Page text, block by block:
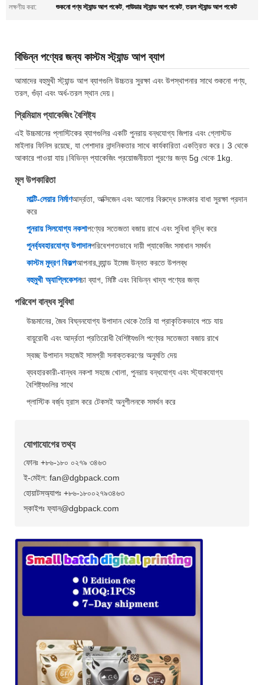
লক্ষণীয় করা:
শুকনো পণ্য স্ট্যান্ড আপ পকেট, পাউডার স্ট্যান্ড আপ পকেট,তরল স্ট্যান্ড আপ পকেট
বিভিন্ন পণ্যের জন্য কাস্টম স্ট্যান্ড আপ ব্যাগ
আমাদের বহুমুখী স্ট্যান্ড আপ ব্যাগগুলি উচ্চতর সুরক্ষা এবং উপস্থাপনার সাথে শুকনো পণ্য,
তরল, গুঁড়া এবং অর্ধ-তরল স্থান দেয়।
প্রিমিয়াম প্যাকেজিং বৈশিষ্ট্য
এই উচ্চমানের প্লাস্টিকের ব্যাগগুলির একটি পুনরায় বন্ধযোগ্য জিপার এবং গ্লোস্টড
মাইলার ফিনিস রয়েছে, যা পেশাদার নান্দনিকতার সাথে কার্যকারিতা একত্রিত করে। 3 থেকে
আকারে পাওয়া যায়।বিভিন্ন প্যাকেজিং প্রয়োজনীয়তা পূরণের জন্য 5g থেকে 1kg.
মূল উপকারিতা
মাল্টি-লেয়ার নির্মাণআর্দ্রতা, অক্সিজেন এবং আলোর বিরুদ্ধে চমৎকার বাধা সুরক্ষা প্রদান
করে
পুনরায় সিলযোগ্য নকশাপণ্যের সতেজতা বজায় রাখে এবং সুবিধা বৃদ্ধি করে
পুনর্ব্যবহারযোগ্য উপাদানপরিবেশগতভাবে দায়ী প্যাকেজিং সমাধান সমর্থন
কাস্টম মুদ্রণ বিকল্পআপনার ব্র্যান্ড ইমেজ উন্নত করতে উপলব্ধ
বহুমুখী অ্যাপ্লিকেশনচা ব্যাগ, মিষ্টি এবং বিভিন্ন খাদ্য পণ্যের জন্য
পরিবেশ বান্ধব সুবিধা
উচ্চমানের, জৈব বিঘ্ননযোগ্য উপাদান থেকে তৈরি যা প্রাকৃতিকভাবে পচে যায়
বায়ুরোধী এবং আর্দ্রতা প্রতিরোধী বৈশিষ্ট্যগুলি পণ্যের সতেজতা বজায় রাখে
স্বচ্ছ উপাদান সহজেই সামগ্রী সনাক্তকরণের অনুমতি দেয়
ব্যবহারকারী-বান্ধব নকশা সহজে খোলা, পুনরায় বন্ধযোগ্য এবং স্ট্যাকযোগ্য
বৈশিষ্ট্যগুলির সাথে
প্লাস্টিক বর্জ্য হ্রাস করে টেকসই অনুশীলনকে সমর্থন করে
যোগাযোগের তথ্য
ফোনঃ +৮৬-১৮০ ০২৭৯ ৩৪৬৩
ই-মেইল: fan@dgbpack.com
হোয়াটসঅ্যাপঃ +৮৬-১৮০০২৭৯৩৪৬৩
স্কাইপঃ ফ্যান@dgbpack.com